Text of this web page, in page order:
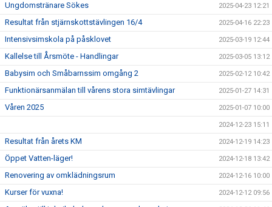
Ungdomstränare Sökes 2025-04-23 12:21
Resultat från stjärnskottstävlingen 16/4 2025-04-16 22:23
Intensivsimskola på påsklovet 2025-03-19 12:44
Kallelse till Årsmöte - Handlingar 2025-03-05 13:12
Babysim och Småbarnssim omgång 2 2025-02-12 10:42
Funktionärsanmälan till vårens stora simtävlingar 2025-01-27 14:31
Våren 2025 2025-01-07 10:00
2024-12-23 15:11
Resultat från årets KM 2024-12-19 14:23
Öppet Vatten-läger! 2024-12-18 13:42
Renovering av omklädningsrum 2024-12-16 10:00
Kurser för vuxna! 2024-12-12 09:56